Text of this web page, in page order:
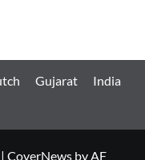
Gujarat
India
| CoverNews by AF